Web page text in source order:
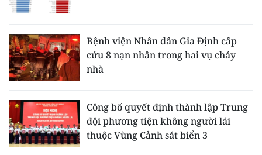
Bệnh viện Nhân dân Gia Định cấp
cứu 8 nạn nhân trong hai vụ cháy
nhà
Công bố quyết định thành lập Trung
đội phương tiện không người lái
thuộc Vùng Cảnh sát biển 3